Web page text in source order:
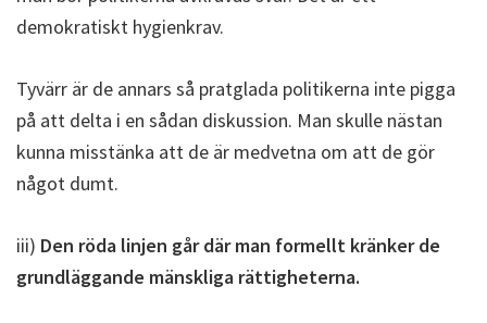
demokratiskt hygienkrav.
Tyvärr är de annars så pratglada politikerna inte pigga
på att delta i en sådan diskussion. Man skulle nästan
kunna misstänka att de är medvetna om att de gör
något dumt.
iii) Den röda linjen går där man formellt kränker de
grundläggande mänskliga rättigheterna.